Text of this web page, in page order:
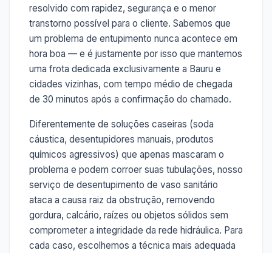
resolvido com rapidez, segurança e o menor
transtorno possível para o cliente. Sabemos que
um problema de entupimento nunca acontece em
hora boa — e é justamente por isso que mantemos
uma frota dedicada exclusivamente a Bauru e
cidades vizinhas, com tempo médio de chegada
de 30 minutos após a confirmação do chamado.
Diferentemente de soluções caseiras (soda
cáustica, desentupidores manuais, produtos
químicos agressivos) que apenas mascaram o
problema e podem corroer suas tubulações, nosso
serviço de desentupimento de vaso sanitário
ataca a causa raiz da obstrução, removendo
gordura, calcário, raízes ou objetos sólidos sem
comprometer a integridade da rede hidráulica. Para
cada caso, escolhemos a técnica mais adequada